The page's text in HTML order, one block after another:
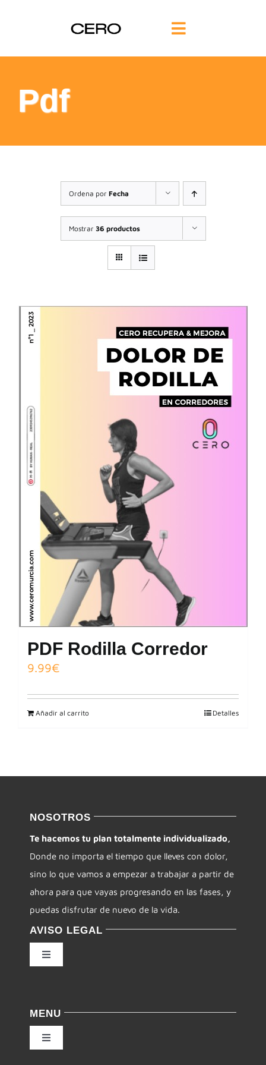
Toggle
Navigation
FILOSOFÍA
TE AYUDAMOS
FORMACIÓN
COMUNIDAD
CONTACTO
Pdf
Ordena por Fecha
Mostrar 36 productos
PDF Rodilla Corredor
9.99€
Añadir al carrito Detalles
NOSOTROS
Te hacemos tu plan totalmente individualizado,
Donde no importa el tiempo que lleves con dolor,
sino lo que vamos a empezar a trabajar a partir de
ahora para que vayas progresando en las fases, y
puedas disfrutar de nuevo de la vida.
AVISO LEGAL
Toggle
Navigation
Condiciones de uso
MENU
Toggle
Navigation